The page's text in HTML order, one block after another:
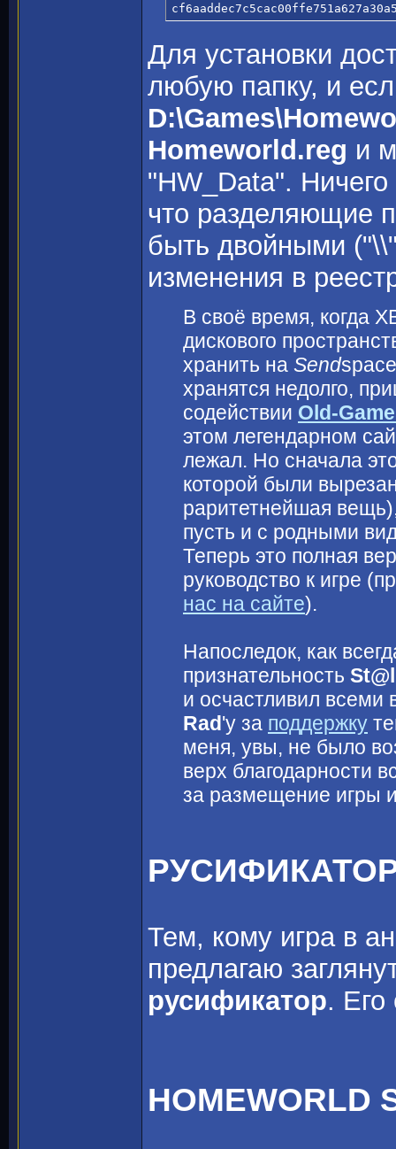
Для установки
любую папку, и
Homeworld.reg и
"HW_Data".
что разделяющие
быть двойными
изменения в
В своё время, когда
дискового
хранить на Send
хранятся недолго,
содействии Old-
этом легендарном
лежал. Но сначала
которой были
раритетнейшая
пусть и с родными
Теперь это полная
руководство к игре
нас на сайте).
Напоследок, как
признательность
и осчастливил всеми
Rad'y за поддержку
меня, увы, не было
верх благодарности
за размещение игры
Тем, кому игра в
предлагаю
русификатор. Его
HOMEWORLD